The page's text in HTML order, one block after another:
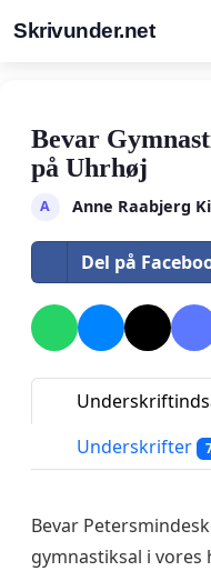
Skrivunder.net
Bevar
på Uhrhøj
A Anne Raabjerg
Del på
Underskrifter
Bevar
gymnastiksal i